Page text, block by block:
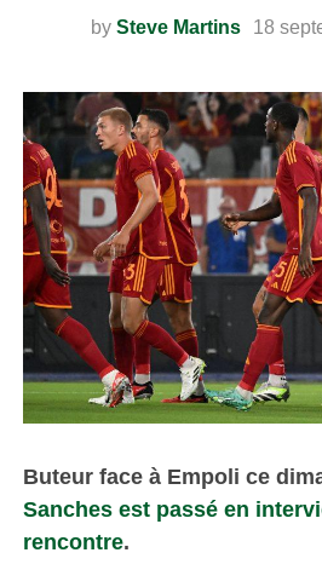
by Steve Martins 18
Buteur face à Empoli ce
Sanches est passé en
rencontre.